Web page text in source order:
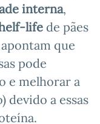
interna,
life de pães
que
pode
e melhorar a
devido a essas